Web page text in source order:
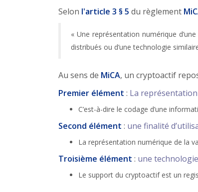
Selon l'article 3 § 5 du règlement
« Une représentation numérique
distribués ou d’une technologie
Au sens de MiCA, un cryptoactif
Premier élément : La
C’est-à-dire le codage d’une
Second élément : une finalité
La représentation numérique de la
Troisième élément : une
Le support du cryptoactif est un